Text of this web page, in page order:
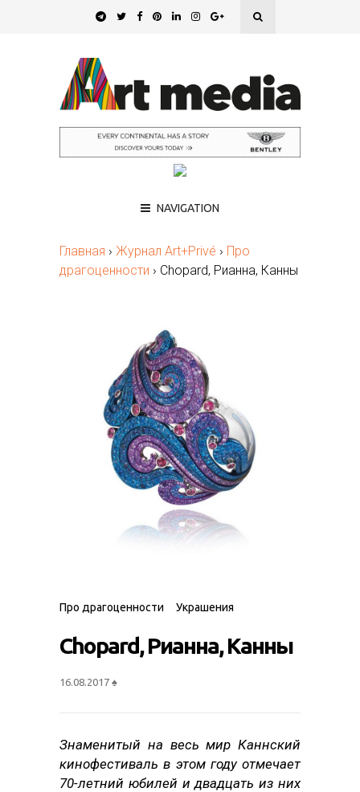
NAVIGATION
Главная › Журнал Art+Privé › Про
драгоценности › Chopard, Рианна, Канны
Про драгоценности Украшения
Chopard, Рианна, Канны
16.08.2017 ♠
Знаменитый на весь мир Каннский
кинофестиваль в этом году отмечает
70-летний юбилей и двадцать из них